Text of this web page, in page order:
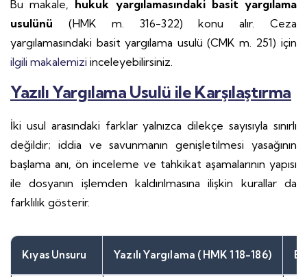
Bu makale, hukuk yargılamasındaki basit yargılama
usulünü (HMK m. 316-322) konu alır. Ceza
yargılamasındaki basit yargılama usulü (CMK m. 251) için
ilgili makalemizi inceleyebilirsiniz.
Yazılı Yargılama Usulü ile Karşılaştırma
İki usul arasındaki farklar yalnızca dilekçe sayısıyla sınırlı
değildir; iddia ve savunmanın genişletilmesi yasağının
başlama anı, ön inceleme ve tahkikat aşamalarının yapısı
ile dosyanın işlemden kaldırılmasına ilişkin kurallar da
farklılık gösterir.
Kıyas Unsuru Yazılı Yargılama (HMK 118-186)